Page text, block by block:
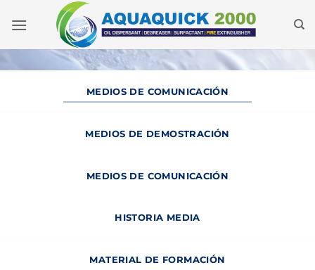
MEDIOS DE COMUNICACIÓN
MEDIOS DE DEMOSTRACIÓN
MEDIOS DE COMUNICACIÓN
HISTORIA MEDIA
MATERIAL DE FORMACIÓN